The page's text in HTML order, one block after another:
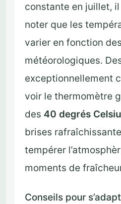
constante en juillet,
noter que les
varier en fonction
météorologiques.
exceptionnellement
voir le thermomètre
des 40 degrés
brises
tempérer
moments de
Conseils pour